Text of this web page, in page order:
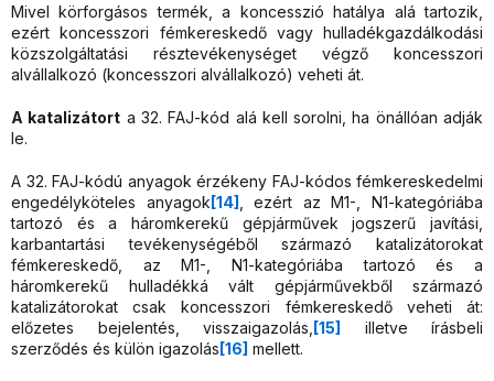
Mivel körforgásos termék, a koncesszió hatálya alá tartozik,
ezért koncesszori fémkereskedő vagy hulladékgazdálkodási
közszolgáltatási résztevékenységet végző koncesszori
alvállalkozó (koncesszori alvállalkozó) veheti át.
A katalizátort a 32. FAJ-kód alá kell sorolni, ha önállóan adják
le.
A 32. FAJ-kódú anyagok érzékeny FAJ-kódos fémkereskedelmi
engedélyköteles anyagok [14]
, ezért az M1-, N1-kategóriába
tartozó és a háromkerekű gépjárművek jogszerű javítási,
karbantartási tevékenységéből származó katalizátorokat
fémkereskedő, az M1-, N1-kategóriába tartozó és a
háromkerekű hulladékká vált gépjárművekből származó
katalizátorokat csak koncesszori fémkereskedő veheti át:
előzetes bejelentés, visszaigazolás, [15]
illetve írásbeli
szerződés és külön igazolás [16] mellett.